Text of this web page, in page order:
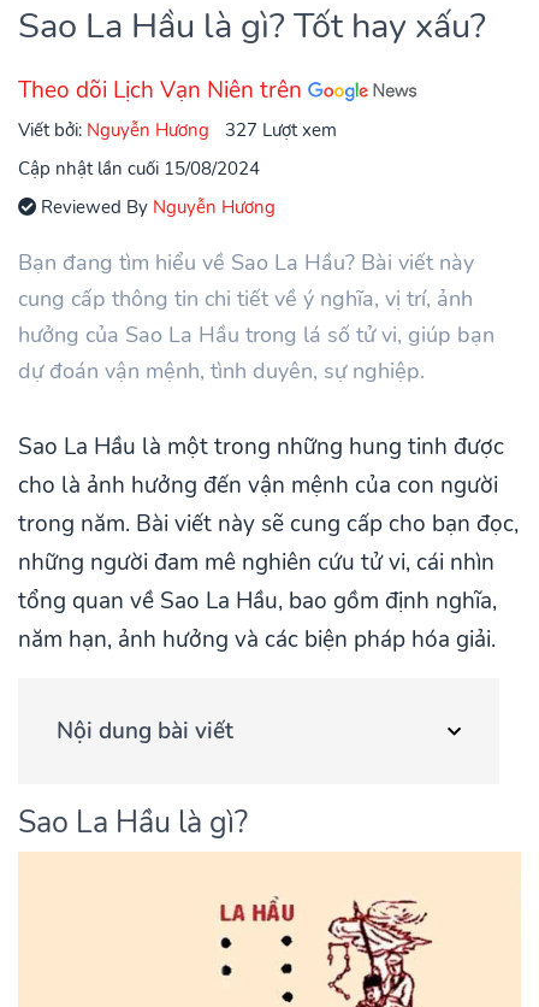
Sao La Hầu là gì? Tốt hay xấu?
Theo dõi Lịch Vạn Niên trên
Viết bởi: Nguyễn Hương
327 Lượt xem
Cập nhật lần cuối 15/08/2024
Reviewed By Nguyễn Hương
Bạn đang tìm hiểu về Sao La Hầu? Bài viết này
cung cấp thông tin chi tiết về ý nghĩa, vị trí, ảnh
hưởng của Sao La Hầu trong lá số tử vi, giúp bạn
dự đoán vận mệnh, tình duyên, sự nghiệp.
Sao La Hầu là một trong những hung tinh được
cho là ảnh hưởng đến vận mệnh của con người
trong năm. Bài viết này sẽ cung cấp cho bạn đọc,
những người đam mê nghiên cứu tử vi, cái nhìn
tổng quan về Sao La Hầu, bao gồm định nghĩa,
năm hạn, ảnh hưởng và các biện pháp hóa giải.
Nội dung bài viết
Sao La Hầu là gì?